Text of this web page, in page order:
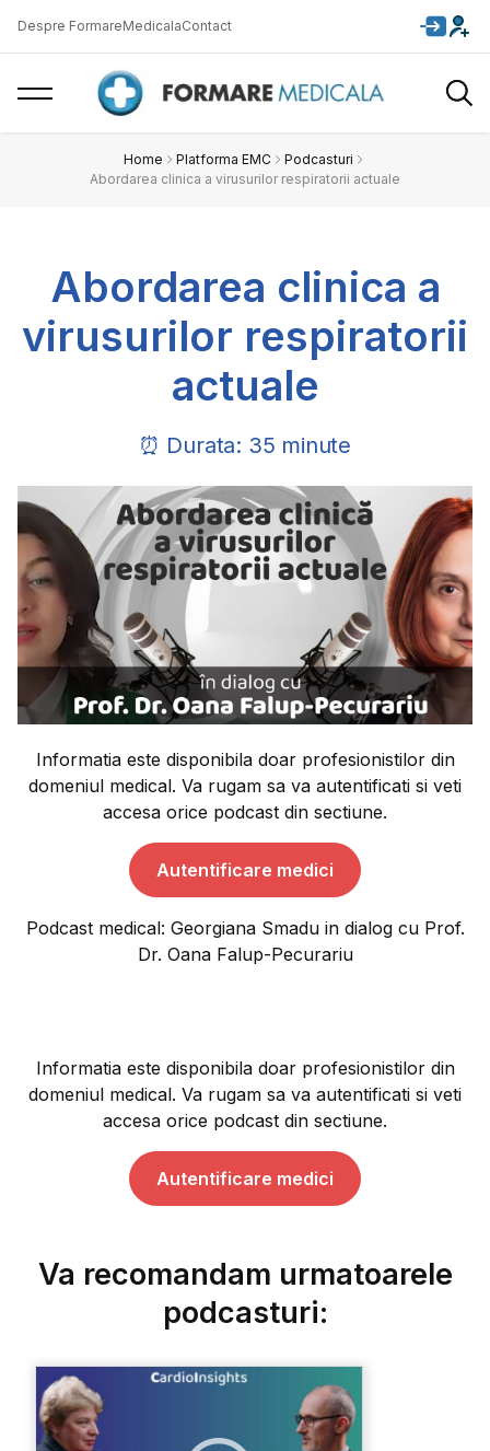
Despre FormareMedicalaContact
Home Platforma EMC
Podcasturi
Abordarea clinica a virusurilor respiratorii actuale
Abordarea clinica a
virusurilor respiratorii
actuale
⏰ Durata: 35 minute
Informatia este disponibila doar profesionistilor din
domeniul medical. Va rugam sa va autentificati si veti
accesa orice podcast din sectiune.
Autentificare medici
Podcast medical: Georgiana Smadu in dialog cu Prof.
Dr. Oana Falup-Pecurariu
Informatia este disponibila doar profesionistilor din
domeniul medical. Va rugam sa va autentificati si veti
accesa orice podcast din sectiune.
Autentificare medici
Va recomandam urmatoarele
podcasturi: